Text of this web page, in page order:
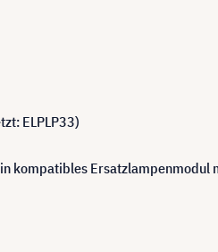
ELPLP33)
kompatibles